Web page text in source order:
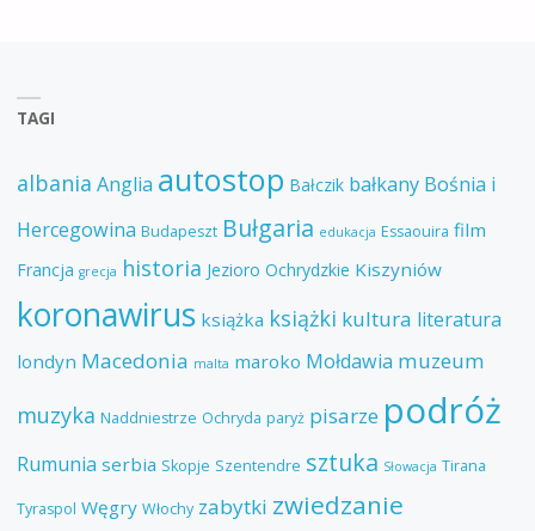
TAGI
albania Anglia autostop Bałczik bałkany Bośnia i
Hercegowina Budapeszt Bułgaria edukacja Essaouira film
Francja grecja historia Jezioro Ochrydzkie Kiszyniów
koronawirus książka książki kultura literatura
londyn Macedonia malta maroko Mołdawia muzeum
muzyka Naddniestrze Ochryda paryż pisarze podróż
Rumunia serbia Skopje Szentendre sztuka Słowacja Tirana
Tyraspol Węgry Włochy zabytki zwiedzanie